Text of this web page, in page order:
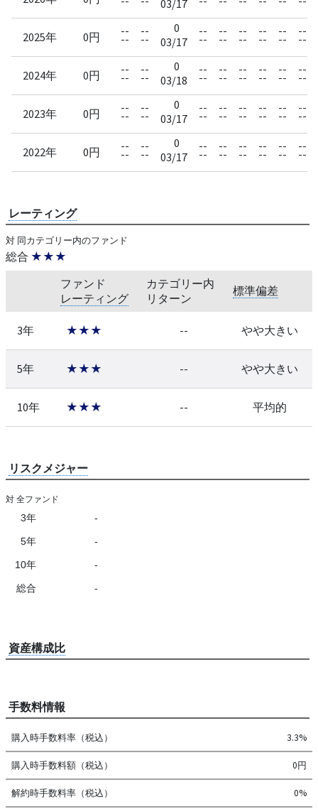
03/17
2025年 0円 --
--
--
--
0
03/17
--
--
--
--
--
--
--
--
--
--
--
--
2024年 0円 --
--
--
--
0
03/18
--
--
--
--
--
--
--
--
--
--
--
--
2023年 0円 --
--
--
--
0
03/17
--
--
--
--
--
--
--
--
--
--
--
--
2022年 0円 --
--
--
--
0
03/17
--
--
--
--
--
--
--
--
--
--
--
--
レーティング
対 同カテゴリー内のファンド
総合 ★★★
ファンド
レーティング
カテゴリー内
リターン
標準偏差
3年 ★★★ -- やや大きい
5年 ★★★ -- やや大きい
10年 ★★★ -- 平均的
リスクメジャー
対 全ファンド
3年 -
5年 -
10年 -
総合 -
資産構成比
手数料情報
購入時手数料率（税込） 3.3%
購入時手数料額（税込） 0円
解約時手数料率（税込） 0%